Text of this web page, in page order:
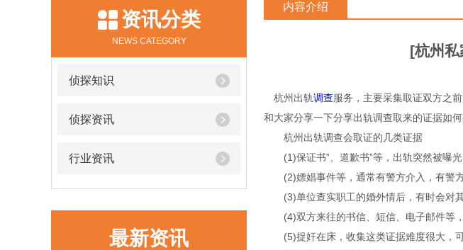
资讯分类
NEWS CATEGORY
侦探知识
侦探资讯
行业资讯
最新资讯
内容介绍
[杭州私
杭州出轨调查服务，主要采集取证双方之
和大家分享一下分享出轨调查取来的证据如何
杭州出轨调查会取证的几类证据
(1)保证书”、道歉书”等，出轨突然被曝光
(2)嫖娼事件等，通常有警方介入，有警
(3)单位查实职工的婚外情后，有时会对
(4)双方来往的书信、短信、电子邮件等，
(5)捉奸在床，收集这类证据难度很大，可